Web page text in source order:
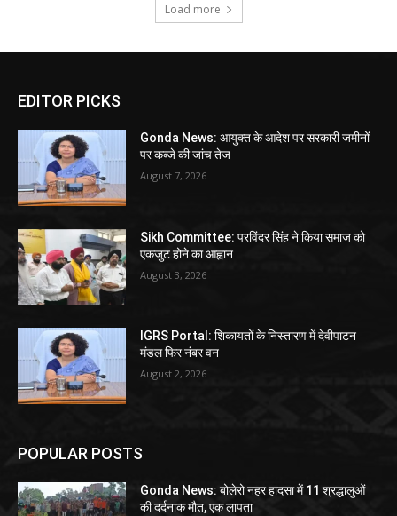
Load more
EDITOR PICKS
Gonda News: आयुक्त के आदेश पर सरकारी जमीनों
पर कब्जे की जांच तेज
August 7, 2026
Sikh Committee: परविंदर सिंह ने किया समाज को
एकजुट होने का आह्वान
August 3, 2026
IGRS Portal: शिकायतों के निस्तारण में देवीपाटन
मंडल फिर नंबर वन
August 2, 2026
POPULAR POSTS
Gonda News: बोलेरो नहर हादसा में 11 श्रद्धालुओं
की दर्दनाक मौत, एक लापता